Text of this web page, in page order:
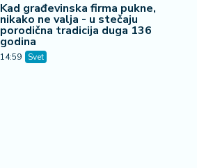
Kad građevinska firma pukne,
nikako ne valja - u stečaju
porodična tradicija duga 136
godina
14:59 Svet